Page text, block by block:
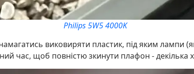
Philips 5W5 4000K
виковиряти пластик, під яким лампи
час, щоб повністю зкинути плафон - декілька